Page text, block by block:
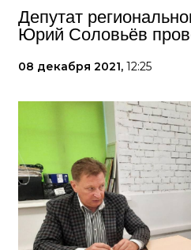
Депутат
Юрий Соловьёв
08 декабря 2021, 12:25